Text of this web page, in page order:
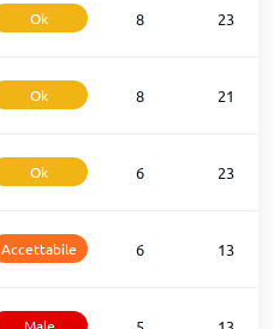
Ok 8 23
Ok 8 21
Ok 6 23
Accettabile 6 13
Male